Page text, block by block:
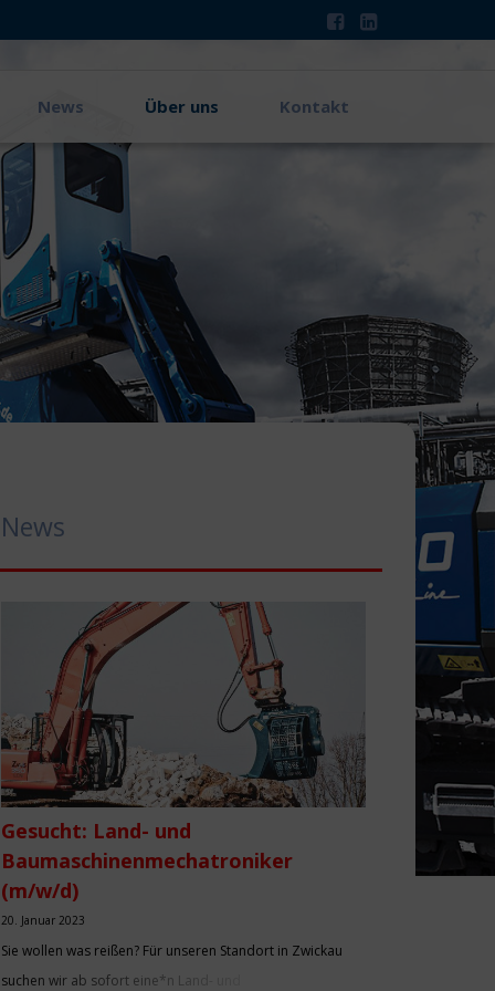
News Über uns Kontakt
News
Gesucht: Land- und
Baumaschinenmechatroniker
(m/w/d)
20. Januar 2023
Sie wollen was reißen? Für unseren Standort in Zwickau
suchen wir ab sofort eine*n Land- und